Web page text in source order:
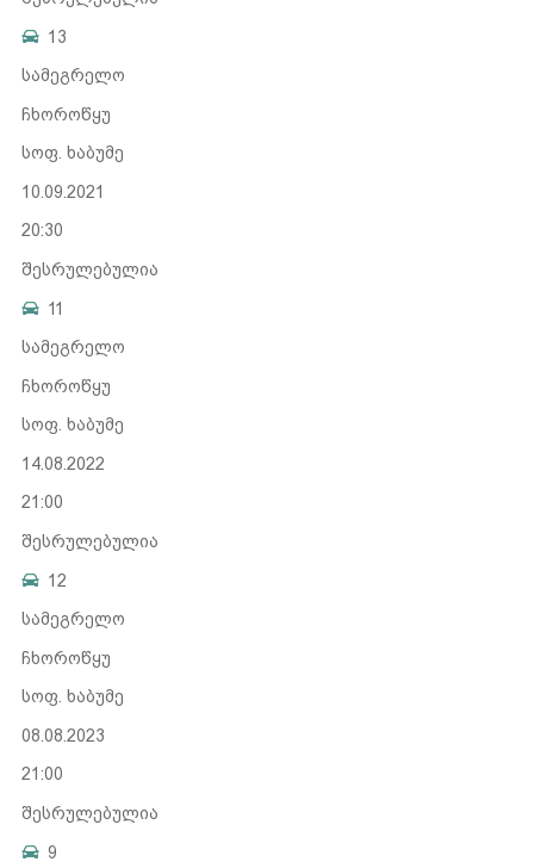
13
სამეგრელო
ჩხოროწყუ
სოფ. ხაბუმე
10.09.2021
20:30
შესრულებულია
11
სამეგრელო
ჩხოროწყუ
სოფ. ხაბუმე
14.08.2022
21:00
შესრულებულია
12
სამეგრელო
ჩხოროწყუ
სოფ. ხაბუმე
08.08.2023
21:00
შესრულებულია
9